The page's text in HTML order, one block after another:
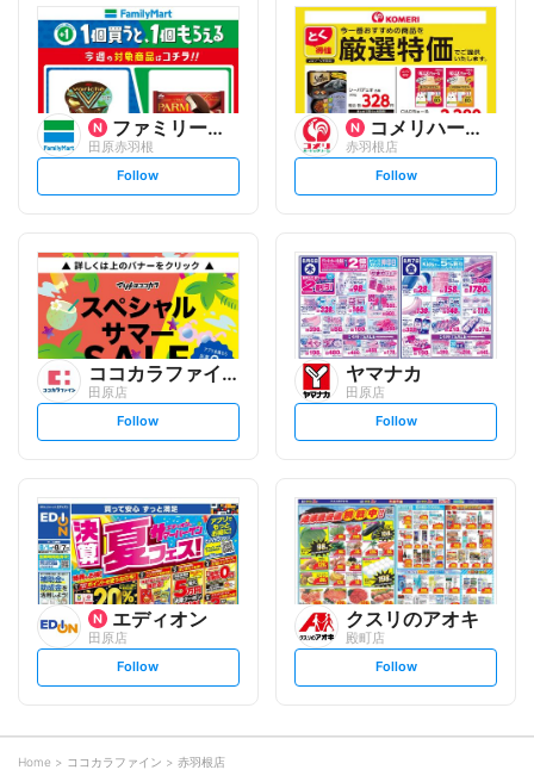
ファミリーマート
田原赤羽根
s
t
l
o
w
Follow
コメリハード&グリーン
赤羽根店
s
t
l
o
w
Follow
ココカラファイン
田原店
s
t
o
w
Follow
ヤマナカ
田原店
s
t
l
o
w
Follow
エディオン
田原店
s
t
o
w
Follow
クスリのアオキ
殿町店
s
t
Follow
Home ココカラファイン 赤羽根店